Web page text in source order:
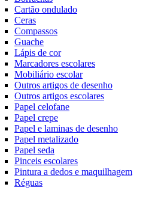
Cartão ondulado
Ceras
Compassos
Guache
Lápis de cor
Marcadores escolares
Mobiliário escolar
Outros artigos de desenho
Outros artigos escolares
Papel celofane
Papel crepe
Papel e laminas de desenho
Papel metalizado
Papel seda
Pinceis escolares
Pintura a dedos e maquilhagem
Réguas